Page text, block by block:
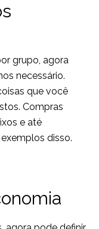
grupo, agora
necessário.
que você
Compras
e até
disso.